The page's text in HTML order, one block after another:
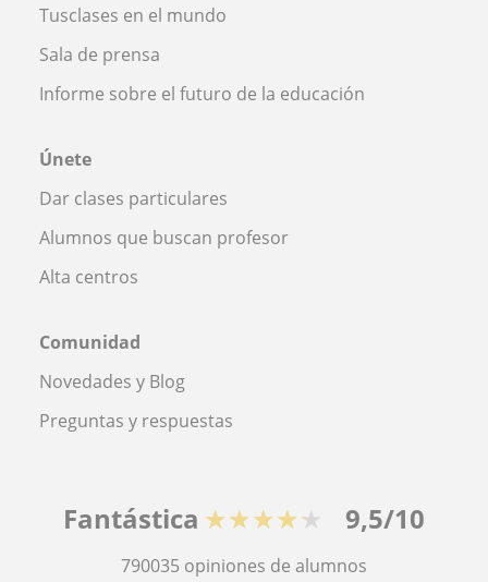
Tusclases en el mundo
Sala de prensa
Informe sobre el futuro de la educación
Únete
Dar clases particulares
Alumnos que buscan profesor
Alta centros
Comunidad
Novedades y Blog
Preguntas y respuestas
Fantástica ★★★★★ 9,5/10
790035 opiniones de alumnos